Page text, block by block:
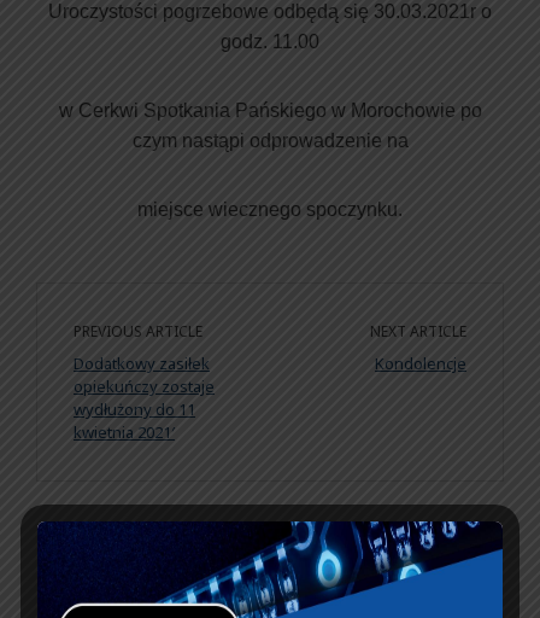
Uroczystości pogrzebowe odbędą się 30.03.2021r o
godz. 11.00
w Cerkwi Spotkania Pańskiego w Morochowie po
czym nastąpi odprowadzenie na
miejsce wiecznego spoczynku.
PREVIOUS ARTICLE
Dodatkowy zasiłek
opiekuńczy zostaje
wydłużony do 11
kwietnia 2021′
NEXT ARTICLE
Kondolencje